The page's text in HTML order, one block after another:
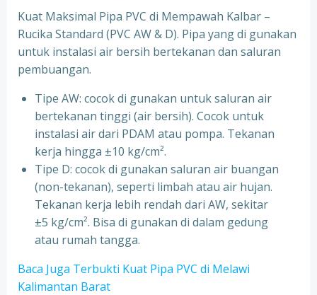
Kuat Maksimal Pipa PVC di Mempawah Kalbar –
Rucika Standard (PVC AW & D). Pipa yang di gunakan
untuk instalasi air bersih bertekanan dan saluran
pembuangan.
Tipe AW: cocok di gunakan untuk saluran air
bertekanan tinggi (air bersih). Cocok untuk
instalasi air dari PDAM atau pompa. Tekanan
kerja hingga ±10 kg/cm².
Tipe D: cocok di gunakan saluran air buangan
(non-tekanan), seperti limbah atau air hujan.
Tekanan kerja lebih rendah dari AW, sekitar
±5 kg/cm². Bisa di gunakan di dalam gedung
atau rumah tangga.
Baca Juga Terbukti Kuat Pipa PVC di Melawi
Kalimantan Barat